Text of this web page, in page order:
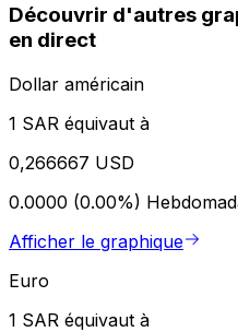
Découvrir d'autres
en direct
Dollar américain
1 SAR équivaut à
0,266667 USD
0.0000 (0.00%)
Afficher le graphique
Euro
1 SAR équivaut à